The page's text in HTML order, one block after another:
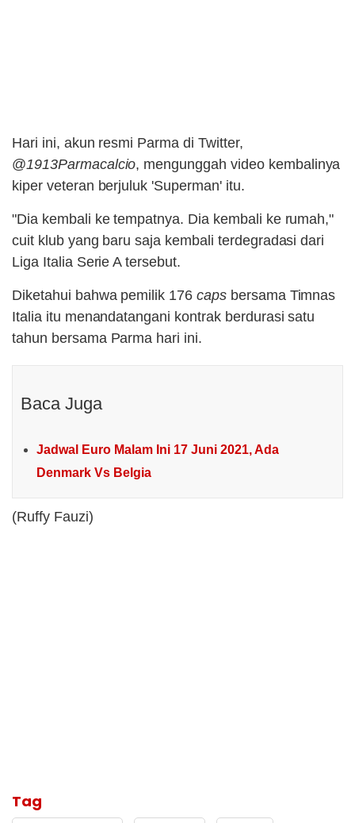
Hari ini, akun resmi Parma di Twitter,
@1913Parmacalcio, mengunggah video kembalinya
kiper veteran berjuluk 'Superman' itu.
"Dia kembali ke tempatnya. Dia kembali ke rumah,"
cuit klub yang baru saja kembali terdegradasi dari
Liga Italia Serie A tersebut.
Diketahui bahwa pemilik 176capsbersama Timnas
Italia itu menandatangani kontrak berdurasi satu
tahun bersama Parma hari ini.
Baca Juga
Jadwal Euro Malam Ini 17 Juni 2021, Ada
Denmark Vs Belgia
(Ruffy Fauzi)
Tag